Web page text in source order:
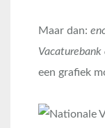
Maar dan:
een grafiek